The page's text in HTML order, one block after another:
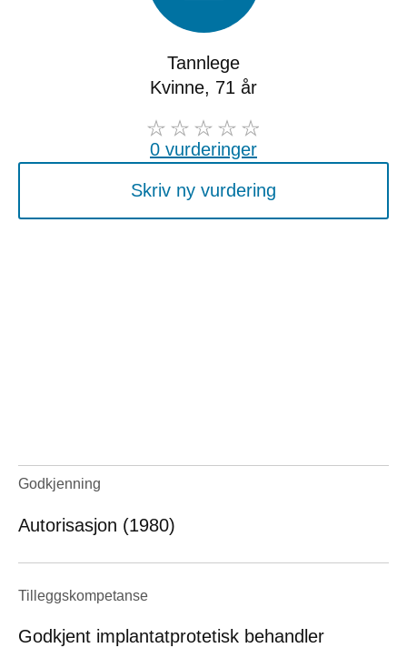
Tannlege
Kvinne, 71 år
0 vurderinger
Skriv ny vurdering
Godkjenning
Autorisasjon (1980)
Tilleggskompetanse
Godkjent implantatprotetisk behandler